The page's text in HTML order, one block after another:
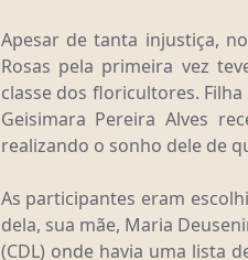
Apesar de tanta injustiça,
Rosas pela primeira vez
classe dos floricultores.
Geisimara Pereira Alves
realizando o sonho dele de
As participantes eram
dela, sua mãe, Maria
(CDL) onde havia uma lista